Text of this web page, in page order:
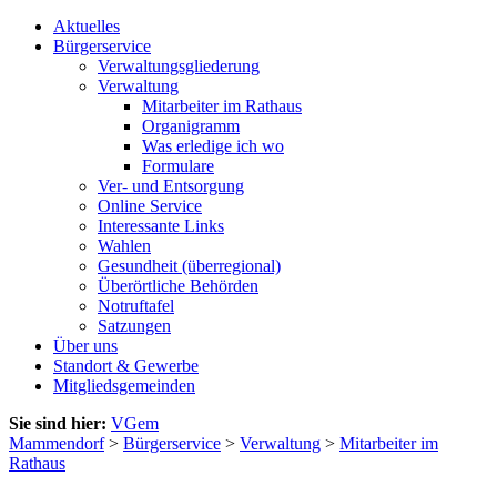
Aktuelles
Bürgerservice
Verwaltungsgliederung
Verwaltung
Mitarbeiter im Rathaus
Organigramm
Was erledige ich wo
Formulare
Ver- und Entsorgung
Online Service
Interessante Links
Wahlen
Gesundheit (überregional)
Überörtliche Behörden
Notruftafel
Satzungen
Über uns
Standort & Gewerbe
Mitgliedsgemeinden
Sie sind hier: VGem
Mammendorf> Bürgerservice > Verwaltung > Mitarbeiter im
Rathaus